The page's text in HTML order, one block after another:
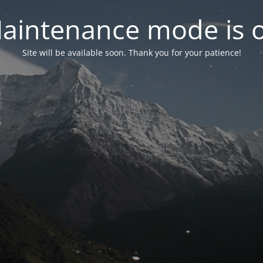
mode is
Site will be available soon. Thank you for your patience!